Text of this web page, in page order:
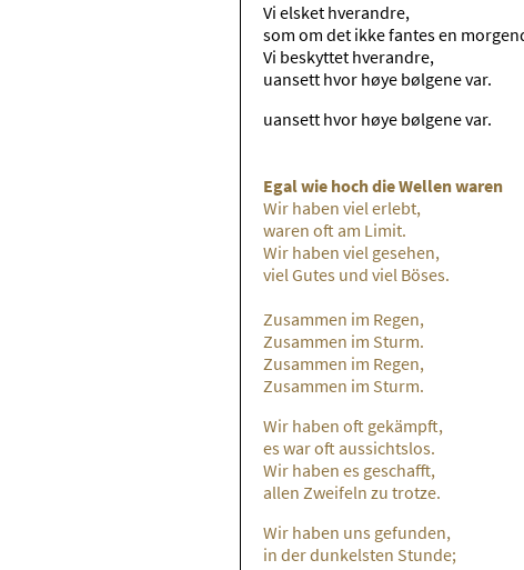
Vi elsket hverandre,
som om det ikke fantes en
Vi beskyttet hverandre,
uansett hvor høye bølgene var.
uansett hvor høye bølgene var.
Egal wie hoch die Wellen waren
Wir haben viel erlebt,
waren oft am Limit.
Wir haben viel gesehen,
viel Gutes und viel Böses.
Zusammen im Regen,
Zusammen im Sturm.
Zusammen im Regen,
Zusammen im Sturm.
Wir haben oft gekämpft,
es war oft aussichtslos.
Wir haben es geschafft,
allen Zweifeln zu trotze.
Wir haben uns gefunden,
in der dunkelsten Stunde;